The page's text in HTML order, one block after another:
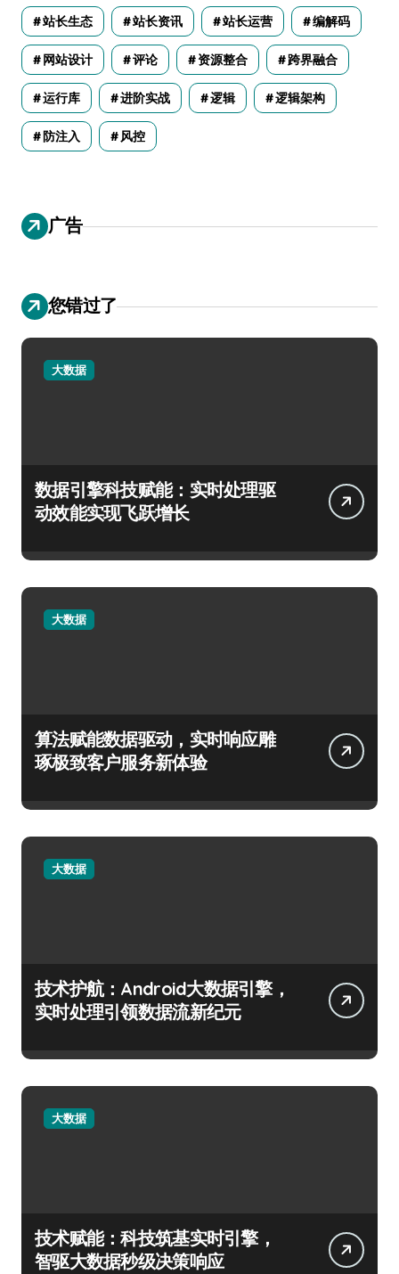
站长生态 站长资讯 站长运营 编解码
网站设计 评论 资源整合 跨界融合
运行库 进阶实战 逻辑 逻辑架构
防注入 风控
广告
您错过了
大数据
数据引擎科技赋能：实时处理驱
动效能实现飞跃增长
大数据
算法赋能数据驱动，实时响应雕
琢极致客户服务新体验
大数据
技术护航：Android大数据引擎，
实时处理引领数据流新纪元
大数据
技术赋能：科技筑基实时引擎，
智驱大数据秒级决策响应